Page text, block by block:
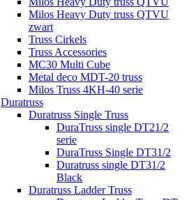
Milos Heavy Duty truss QTVU
zwart
Truss Cirkels
Truss Accessories
MC30 Multi Cube
Metal deco MDT-20 truss
Milos Truss 4KH-40 serie
Duratruss
Duratruss Single Truss
DuraTruss single DT21/2
serie
DuraTruss Single DT31/2
Duratruss single DT31/2
Black
Duratruss Ladder Truss